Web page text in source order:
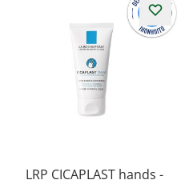
LRP CICAPLAST hands -